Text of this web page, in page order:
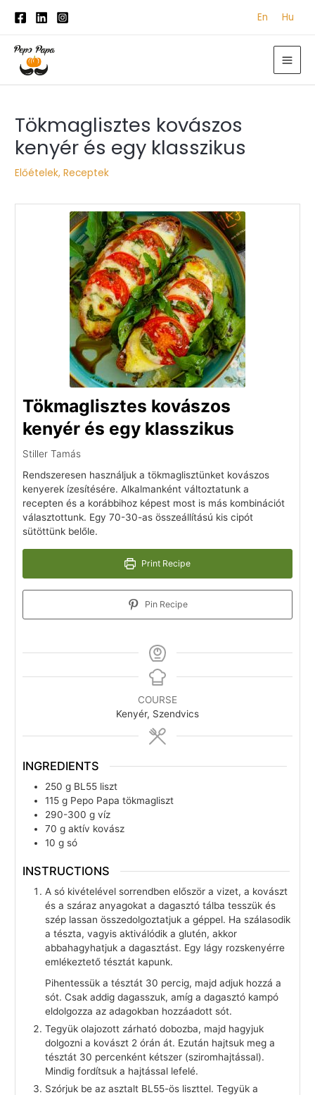
content
En Hu
Tökmaglisztes kovászos
kenyér és egy klasszikus
Előételek,Receptek
Tökmaglisztes kovászos
kenyér és egy klasszikus
Stiller Tamás
Rendszeresen használjuk a tökmaglisztünket kovászos
kenyerek ízesítésére. Alkalmanként változtatunk a
recepten és a korábbihoz képest most is más kombinációt
választottunk. Egy 70-30-as összeállítású kis cipót
sütöttünk belőle.
Print Recipe
Pin Recipe
COURSE
Kenyér, Szendvics
INGREDIENTS
250 g BL55 liszt
115 g Pepo Papa tökmagliszt
290-300 g víz
70 g aktív kovász
10 g só
INSTRUCTIONS
A só kivételével sorrendben először a vizet, a kovászt
és a száraz anyagokat a dagasztó tálba tesszük és
szép lassan összedolgoztatjuk a géppel. Ha szálasodik
a tészta, vagyis aktiválódik a glutén, akkor
abbahagyhatjuk a dagasztást. Egy lágy rozskenyérre
emlékeztető tésztát kapunk.
Pihentessük a tésztát 30 percig, majd adjuk hozzá a
sót. Csak addig dagasszuk, amíg a dagasztó kampó
eldolgozza az adagokban hozzáadott sót.
Tegyük olajozott zárható dobozba, majd hagyjuk
dolgozni a kovászt 2 órán át. Ezután hajtsuk meg a
tésztát 30 percenként kétszer (sziromhajtással).
Mindig fordítsuk a hajtással lefelé.
Szórjuk be az asztalt BL55-ös liszttel. Tegyük a
navigation